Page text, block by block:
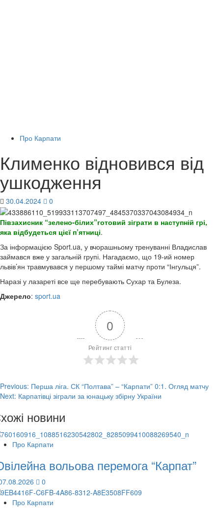
Про Карпати
Клименко відновився від
ушкодження
30.04.2024 0
Півзахисник “зелено-білих”готовий зіграти в наступній грі,
яка відбудеться цієї п’ятниці.
За інформацією Sport.ua, у вчорашньому тренуванні Владислав
займався вже у загальній групі. Нагадаємо, що 19-ий номер
львів’ян травмувався у першому таймі матчу проти “Інгульця”.
Наразі у лазареті все ще перебувають Сухар та Булеза.
Джерело: sport.ua
0
Рейтинг статті
Post
navigation
Previous: Перша ліга. СК “Полтава” – “Карпати” 0:1. Огляд матчу
Next: Карпатівці зіграли за юнацьку збірну України
новини
Про Карпати
вольова перемога “Карпат”
0
Про Карпати